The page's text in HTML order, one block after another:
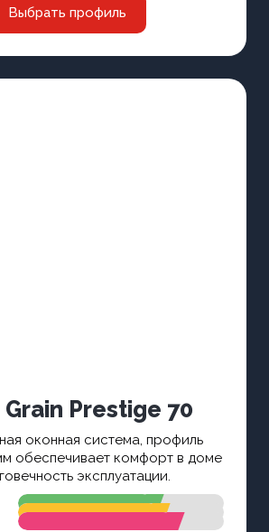
Выбрать профиль
Prestige 70
оконная система, профиль
обеспечивает комфорт в доме
эксплуатации.